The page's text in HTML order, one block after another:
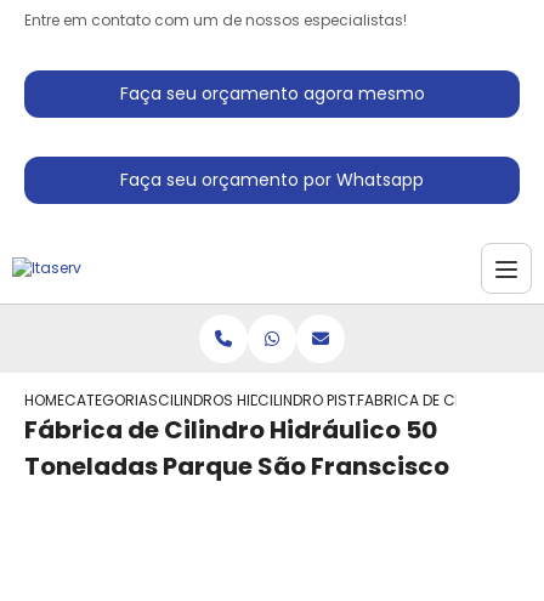
Entre em contato com um de nossos especialistas!
Faça seu orçamento agora mesmo
Faça seu orçamento por Whatsapp
HOMECATEGORIASCILINDROS HIDRAULICOCILINDRO PISTAO HIDRAULICO
FABRICA DE CILINDRO
Fábrica de Cilindro Hidráulico 50
Toneladas Parque São Franscisco